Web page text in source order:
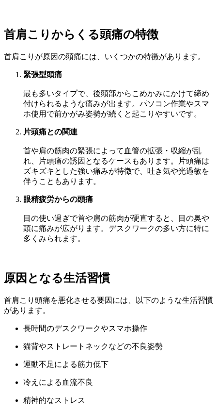
首肩こりからくる頭痛の特徴
首肩こりが原因の頭痛には、いくつかの特徴があります。
緊張型頭痛
最も多いタイプで、後頭部からこめかみにかけて締め
付けられるような痛みが出ます。パソコン作業やスマ
ホ使用で前かがみ姿勢が続くと起こりやすいです。
片頭痛との関連
首や肩の筋肉の緊張によって血管の拡張・収縮が乱
れ、片頭痛の誘因となるケースもあります。片頭痛は
ズキズキとした強い痛みが特徴で、吐き気や光過敏を
伴うこともあります。
眼精疲労からの頭痛
目の使い過ぎで首や肩の筋肉が硬直すると、目の奥や
頭に痛みが広がります。デスクワークの多い方に特に
多くみられます。
原因となる生活習慣
首肩こり頭痛を悪化させる要因には、以下のような生活習慣
があります。
長時間のデスクワークやスマホ操作
猫背やストレートネックなどの不良姿勢
運動不足による筋力低下
冷えによる血流不良
精神的なストレス